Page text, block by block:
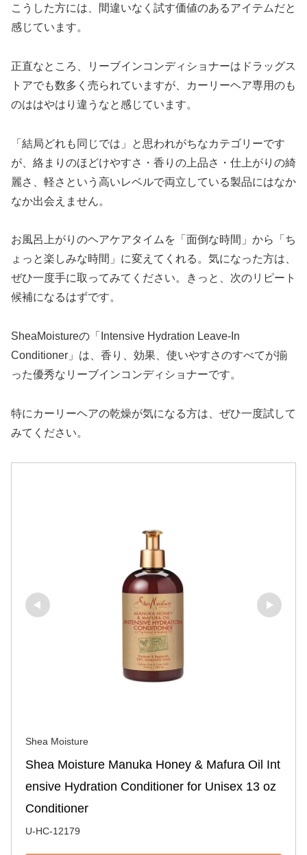
こうした方には、間違いなく試す価値のあるアイテムだと
感じています。
正直なところ、リーブインコンディショナーはドラッグス
トアでも数多く売られていますが、カーリーヘア専用のも
のははやはり違うなと感じています。
「結局どれも同じでは」と思われがちなカテゴリーです
が、絡まりのほどけやすさ・香りの上品さ・仕上がりの綺
麗さ、軽さという高いレベルで両立している製品にはなか
なか出会えません。
お風呂上がりのヘアケアタイムを「面倒な時間」から「ち
ょっと楽しみな時間」に変えてくれる。気になった方は、
ぜひ一度手に取ってみてください。きっと、次のリピート
候補になるはずです。
SheaMoistureの「Intensive Hydration Leave-In
Conditioner」は、香り、効果、使いやすさのすべてが揃
った優秀なリーブインコンディショナーです。
特にカーリーヘアの乾燥が気になる方は、ぜひ一度試して
みてください。
Shea Moisture
Shea Moisture Manuka Honey & Mafura Oil Int
ensive Hydration Conditioner for Unisex 13 oz
Conditioner
U-HC-12179